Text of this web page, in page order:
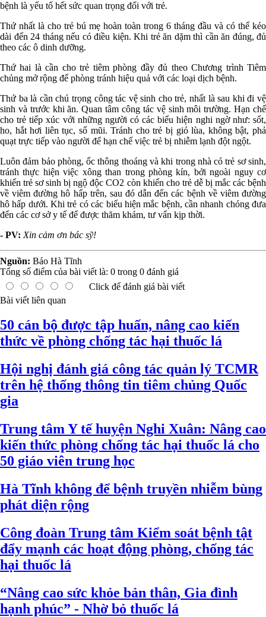
bệnh là yếu tố hết sức quan trọng đối với trẻ.
Thứ nhất là cho trẻ bú mẹ hoàn toàn trong 6 tháng đầu và có thể kéo
dài đến 24 tháng nếu có điều kiện. Khi trẻ ăn dặm thì cần ăn đúng, đủ
theo các ô dinh dưỡng.
Thứ hai là cần cho trẻ tiêm phòng đầy đủ theo Chương trình Tiêm
chủng mở rộng để phòng tránh hiệu quả với các loại dịch bệnh.
Thứ ba là cần chú trọng công tác vệ sinh cho trẻ, nhất là sau khi đi vệ
sinh và trước khi ăn. Quan tâm công tác vệ sinh môi trường. Hạn chế
cho trẻ tiếp xúc với những người có các biểu hiện nghi ngờ như: sốt,
ho, hắt hơi liên tục, sổ mũi. Tránh cho trẻ bị gió lùa, không bật, phả
quạt trực tiếp vào người để hạn chế việc trẻ bị nhiễm lạnh đột ngột.
Luôn đảm bảo phòng, ốc thông thoáng và khi trong nhà có trẻ sơ sinh,
tránh thực hiện việc xông than trong phòng kín, bởi ngoài nguy cơ
khiến trẻ sơ sinh bị ngộ độc CO2 còn khiến cho trẻ dễ bị mắc các bệnh
về viêm đường hô hấp trên, sau đó dẫn đến các bệnh về viêm đường
hô hấp dưới. Khi trẻ có các biểu hiện mắc bệnh, cần nhanh chóng đưa
đến các cơ sở y tế để được thăm khám, tư vấn kịp thời.
- PV: Xin cảm ơn bác sỹ!
Nguồn: Báo Hà Tĩnh
Tổng số điểm của bài viết là: 0 trong 0 đánh giá
Click để đánh giá bài viết
Bài viết liên quan
50 cán bộ được tập huấn, nâng cao kiến
thức về phòng chống tác hại thuốc lá
Hội nghị đánh giá công tác quản lý TCMR
trên hệ thống thông tin tiêm chủng Quốc
gia
Trung tâm Y tế huyện Nghi Xuân: Nâng cao
kiến thức phòng chống tác hại thuốc lá cho
50 giáo viên trung học
Hà Tĩnh không để bệnh truyền nhiễm bùng
phát diện rộng
Công đoàn Trung tâm Kiểm soát bệnh tật
đẩy mạnh các hoạt động phòng, chống tác
hại thuốc lá
“Nâng cao sức khỏe bản thân, Gia đình
hạnh phúc” - Nhờ bỏ thuốc lá